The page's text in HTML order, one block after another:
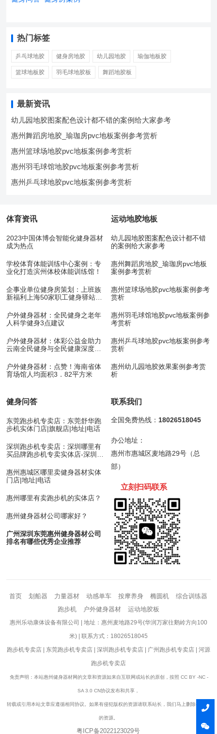
热门标签
乒乓球地胶 健身房地胶 幼儿园地胶 瑜伽地板胶
篮球地板胶 羽毛球地胶板 舞蹈地胶板
最新资讯
幼儿园地胶图案配色设计都不错的案例给大家参考
惠州舞蹈房地胶_瑜珈房pvc地板案例参考赏析
惠州篮球场地胶pvc地板案例参考赏析
惠州羽毛球馆地胶pvc地板案例参考赏析
惠州乒乓球地胶pvc地板案例参考赏析
体育资讯
2023中国体博会智能化健身器材
成为热点
学校体育体能训练中心案例：专
业化打造滨州体校体能训练馆！
企事业单位健身房策划：上班族
新福利上海50家职工健身驿站10
户外健身器材：全民健身之老年
人科学健身3点建议
户外健身器材：体彩公益金助力
云南全民健身与全民健康深度融
户外健身器材：点赞！海南省体
育场馆人均面积3．82平方米
运动地胶地板
幼儿园地胶图案配色设计都不错
的案例给大家参考
惠州舞蹈房地胶_瑜珈房pvc地板
案例参考赏析
惠州篮球场地胶pvc地板案例参考
赏析
惠州羽毛球馆地胶pvc地板案例参
考赏析
惠州乒乓球地胶pvc地板案例参考
赏析
惠州幼儿园地胶效果案例参考赏
析
健身问答
东莞跑步机专卖店：东莞舒华跑
步机实体门店|旗舰店|地址|电话
深圳跑步机专卖店：深圳哪里有
买品牌跑步机专卖实体店-深圳舒
惠州惠城区哪里卖健身器材实体
门店|地址|电话
惠州哪里有卖跑步机的实体店？
惠州健身器材公司哪家好？
广州深圳东莞惠州健身器材公司
排名有哪些优秀企业推荐
联系我们
全国免费热线： 18026518045
办公地址：
惠州市惠城区麦地路29号（总
部）
立刻扫码联系
首页 划船器 力量器材 动感单车 按摩养身 椭圆机
综合训练器
跑步机
户外健身器材 运动地胶板
惠州乐动康体设备有限公司 | 地址：惠州麦地路29号(华润万家往鹅岭方向100
米) | 联系方式：18026518045
跑步机专卖店| 东莞跑步机专卖店| 深圳跑步机专卖店| 广州跑步机专卖店| 河源
跑步机专卖店
免责声明：本站惠州健身器材网的文章和资源如来自互联网或站长的原创，按照 CC BY -NC -
SA 3.0 CN协议发布和共享，
转载或引用本站文章应遵循相同协议。如果有侵犯版权的资源请联系站长，我们马上删除有争议
的资源。
粤ICP备2022123029号